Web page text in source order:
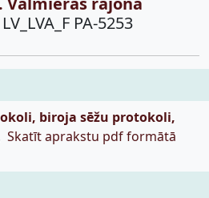
LV_LVA_F PA-5253
biroja sēžu protokoli,
Skatīt aprakstu pdf formātā